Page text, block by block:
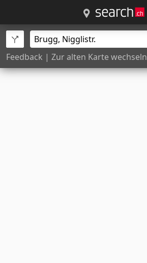
Feedback | Zur alten Karte wechseln